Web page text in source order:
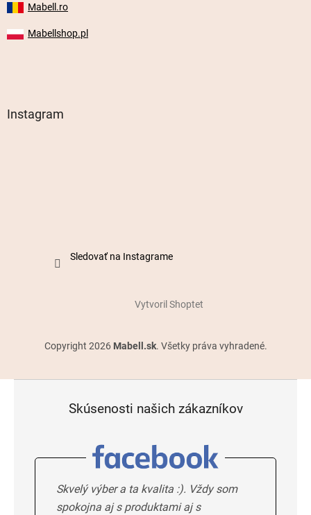
Mabell.ro
Mabellshop.pl
Instagram
Sledovať na Instagrame
Vytvoril Shoptet
Copyright 2026 Mabell.sk. Všetky práva vyhradené.
Skúsenosti našich zákazníkov
Skvelý výber a ta kvalita :). Vždy som
spokojna aj s produktami aj s